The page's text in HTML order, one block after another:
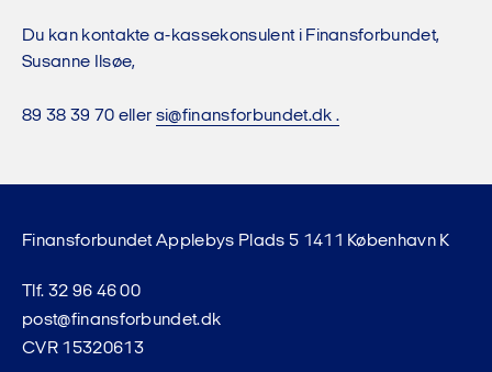
Du kan kontakte a-kassekonsulent i Finansforbundet,
Susanne Ilsøe,
89 38 39 70 eller si@finansforbundet.dk .
Finansforbundet Applebys Plads 5 1411 København K
Tlf. 32 96 46 00
post@finansforbundet.dk
CVR 15320613